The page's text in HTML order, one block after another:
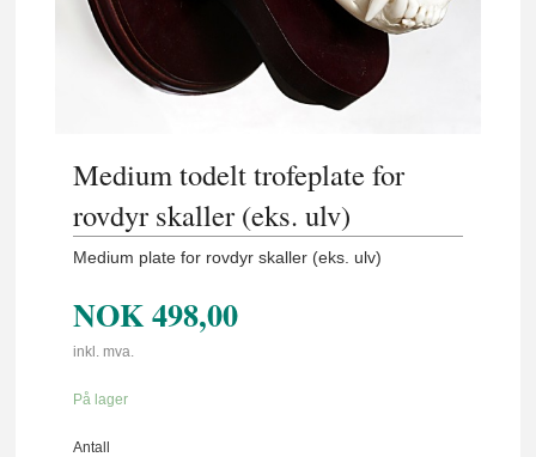
Medium todelt trofeplate for
rovdyr skaller (eks. ulv)
Medium plate for rovdyr skaller (eks. ulv)
NOK498,00
inkl. mva.
På lager
Antall